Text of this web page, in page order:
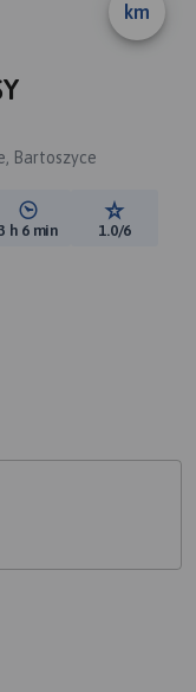
km
Bartoszyce
Średni czas potrzebny
h 6 min Ocena
1.0/6